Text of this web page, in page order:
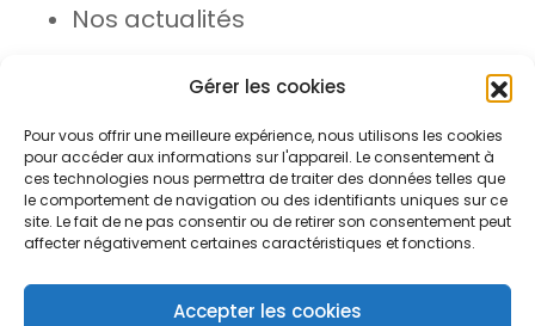
Gérer les cookies
Pour vous offrir une meilleure expérience, nous utilisons les cookies
pour accéder aux informations sur l'appareil. Le consentement à
ces technologies nous permettra de traiter des données telles que
le comportement de navigation ou des identifiants uniques sur ce
site. Le fait de ne pas consentir ou de retirer son consentement peut
affecter négativement certaines caractéristiques et fonctions.
Accepter les cookies
Nos actualités
© Azergo 2026 - Tous droits
réservés